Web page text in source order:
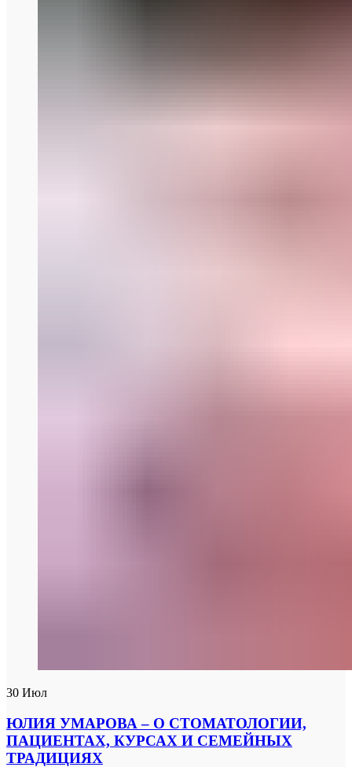
30 Июл
ЮЛИЯ УМАРОВА – О СТОМАТОЛОГИИ,
ПАЦИЕНТАХ, КУРСАХ И СЕМЕЙНЫХ
ТРАДИЦИЯХ